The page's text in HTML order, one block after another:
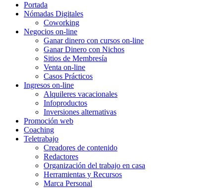
Portada
Nómadas Digitales
Coworking
Negocios on-line
Ganar dinero con cursos on-line
Ganar Dinero con Nichos
Sitios de Membresía
Venta on-line
Casos Prácticos
Ingresos on-line
Alquileres vacacionales
Infoproductos
Inversiones alternativas
Promoción web
Coaching
Teletrabajo
Creadores de contenido
Redactores
Organización del trabajo en casa
Herramientas y Recursos
Marca Personal